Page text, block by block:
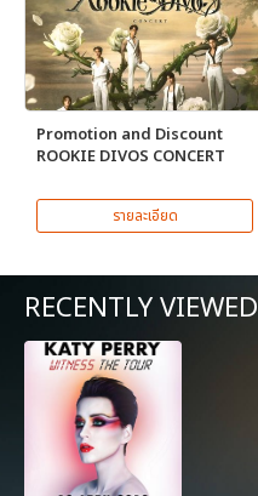
Promotion and Discount
ROOKIE DIVOS CONCERT
รายละเอียด
RECENTLY VIEWED